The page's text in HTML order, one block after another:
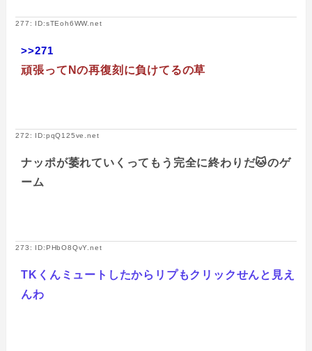
277: ID:sTEoh6WW.net
>>271
頑張ってNの再復刻に負けてるの草
272: ID:pqQ125ve.net
ナッポが萎れていくってもう完全に終わりだ🐱のゲ
ーム
273: ID:PHbO8QvY.net
TKくんミュートしたからリプもクリックせんと見え
んわ